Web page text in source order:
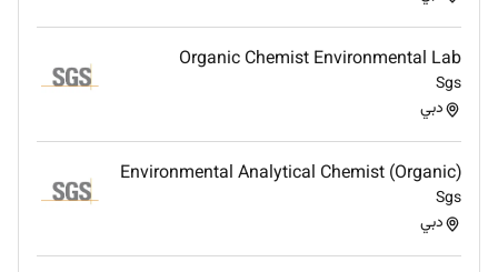
Employment Type :
Full-time
Organic Chemist Environmental Lab
Sgs
دبي
Environmental Analytical Chemist (Organic)
Sgs
دبي